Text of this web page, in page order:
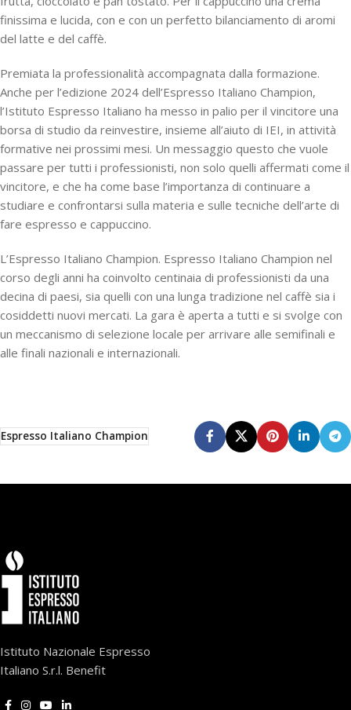
finissima e lucida, con e con un perfetto bilanciamento di aromi
del latte e del caffè.
Premiata la professionalità accompagnata dalla formazione.
Anche per l’edizione 2024 dell’Espresso Italiano Champion,
l’Istituto Espresso Italiano ha messo in palio per il vincitore una
borsa di studio da reinvestire, insieme all’aiuto di IEI, in attività
formative nei prossimi mesi. Un messaggio questo che vuole
passare per tutti i professionisti, non solo quelli affermati come il
vincitore, e che ha come base l’importanza di continuare a
studiare e confrontarsi sulla materia e sulle tecniche dell’arte di
fare espresso e cappuccino.
L’Espresso Italiano Champion. Espresso Italiano Champion nel
corso degli anni ha coinvolto centinaia di professionisti da una
decina di paesi, sia quelli con una lunga tradizione nel caffè sia i
cosiddetti nuovi mercati. La gara è aperta a tutti e si svolge con
un meccanismo di selezione locale per arrivare alle semifinali e
alle finali nazionali e internazionali.
Espresso Italiano Champion
Istituto Nazionale Espresso
Italiano S.r.l. Benefit